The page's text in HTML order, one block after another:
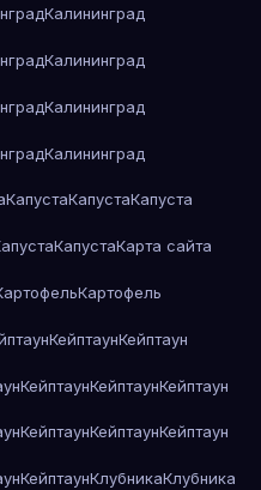
Калининград
Калининград
Калининград
Калининград
КапустаКапустаКапуста
КапустаКарта сайта
Картофель
КейптаунКейптаун
КейптаунКейптаунКейптаун
КейптаунКейптаунКейптаун
КейптаунКлубникаКлубника